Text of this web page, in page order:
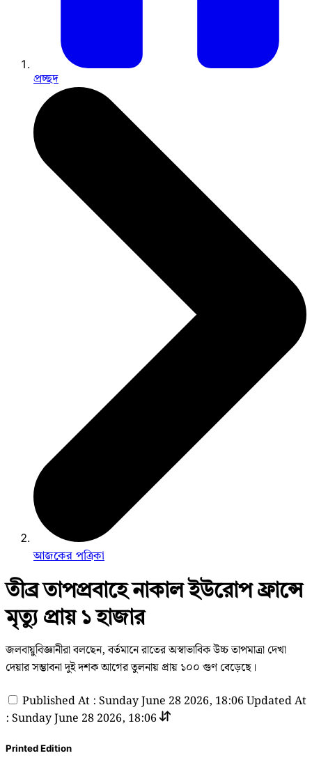
প্রচ্ছদ
আজকের পত্রিকা
তীব্র তাপপ্রবাহে নাকাল ইউরোপ ফ্রান্সে
মৃত্যু প্রায় ১ হাজার
জলবায়ুবিজ্ঞানীরা বলছেন, বর্তমানে রাতের অস্বাভাবিক উচ্চ তাপমাত্রা দেখা
দেয়ার সম্ভাবনা দুই দশক আগের তুলনায় প্রায় ১০০ গুণ বেড়েছে।
Published At : Sunday June 28 2026, 18:06 Updated At
: Sunday June 28 2026, 18:06
Printed Edition